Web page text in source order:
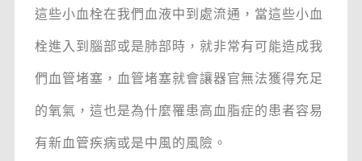
這些小血栓在我們血液中到處流通，當這些小血
栓進入到腦部或是肺部時，就非常有可能造成我
們血管堵塞，血管堵塞就會讓器官無法獲得充足
的氧氣，這也是為什麼罹患高血脂症的患者容易
有新血管疾病或是中風的風險。